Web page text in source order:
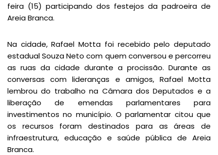
feira (15) participando dos festejos da padroeira de
Areia Branca.
Na cidade, Rafael Motta foi recebido pelo deputado
estadual Souza Neto com quem conversou e percorreu
as ruas da cidade durante a procissão. Durante as
conversas com lideranças e amigos, Rafael Motta
lembrou do trabalho na Câmara dos Deputados e a
liberação de emendas parlamentares para
investimentos no município. O parlamentar citou que
os recursos foram destinados para as áreas de
infraestrutura, educação e saúde pública de Areia
Branca.